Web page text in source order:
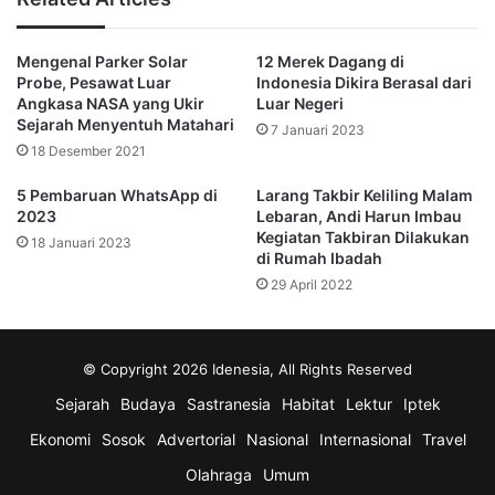
diberangkatkan ke berbagai negara. Selain Taiwan, negara
tujuan utama lainnya yakni Timur Tengah seperti Arab
Saudi.
menempatkan pekerja migran,” imbuh Erwin.
Khusus negara tujuan Arab Saudi, sambung Erwin, para
PMI juga tergiur karena berharap dapat sekaligus
ditempatkan di Arab Saudi.
menyenangkan dari majikannya. Biasanya, mereka
Mengenal Parker Solar
Probe, Pesawat Luar
Angkasa NASA yang Ukir
Sejarah Menyentuh Matahari
18 Desember 2021
12 Merek Dagang di
Indonesia Dikira Berasal dari
Luar Negeri
7 Januari 2023
5 Pembaruan WhatsApp di
2023
18 Januari 2023
Larang Takbir Keliling Malam
Lebaran, Andi Harun Imbau
Kegiatan Takbiran Dilakukan
di Rumah Ibadah
29 April 2022
© Copyright 2026 Idenesia, All Rights Reserved
Sejarah Budaya Sastranesia Habitat Lektur
Iptek
Ekonomi
Sosok Advertorial Nasional Internasional
Travel
Olahraga
Umum